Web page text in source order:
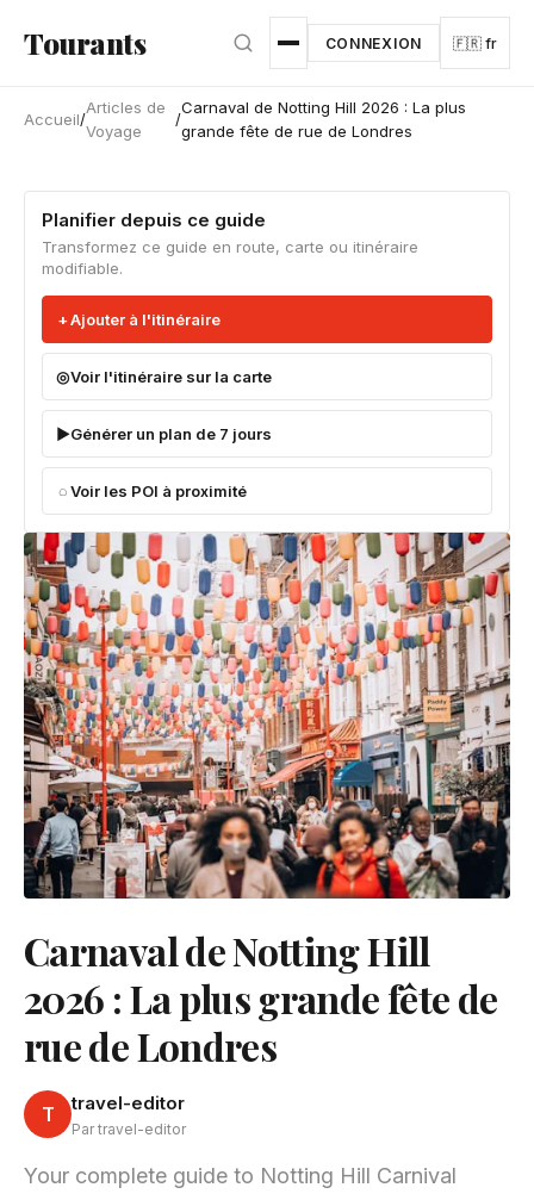
Tourants CONNEXION 🇫🇷 fr
Accueil/
Articles de
Voyage
/
Carnaval de Notting Hill 2026 : La plus
grande fête de rue de Londres
Planifier depuis ce guide
Transformez ce guide en route, carte ou itinéraire
modifiable.
Ajouter à l'itinéraire
Voir l'itinéraire sur la carte
Générer un plan de 7 jours
Voir les POI à proximité
Carnaval de Notting Hill
2026 : La plus grande fête de
rue de Londres
T travel-editor
Par travel-editor
Your complete guide to Notting Hill Carnival